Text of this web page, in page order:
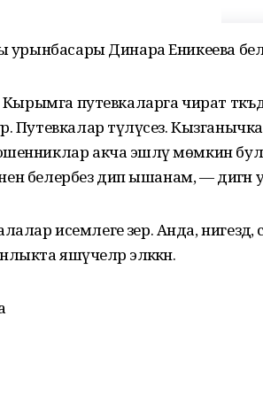
урынбасары Динара Еникеева
путевкаларга чират
Путевкалар түләүсез.
акча эшләү мөмкин
белербез дип ышанам, — дигән
исемлеге әзер. Анда, нигездә,
яшәүчеләр эләккән.